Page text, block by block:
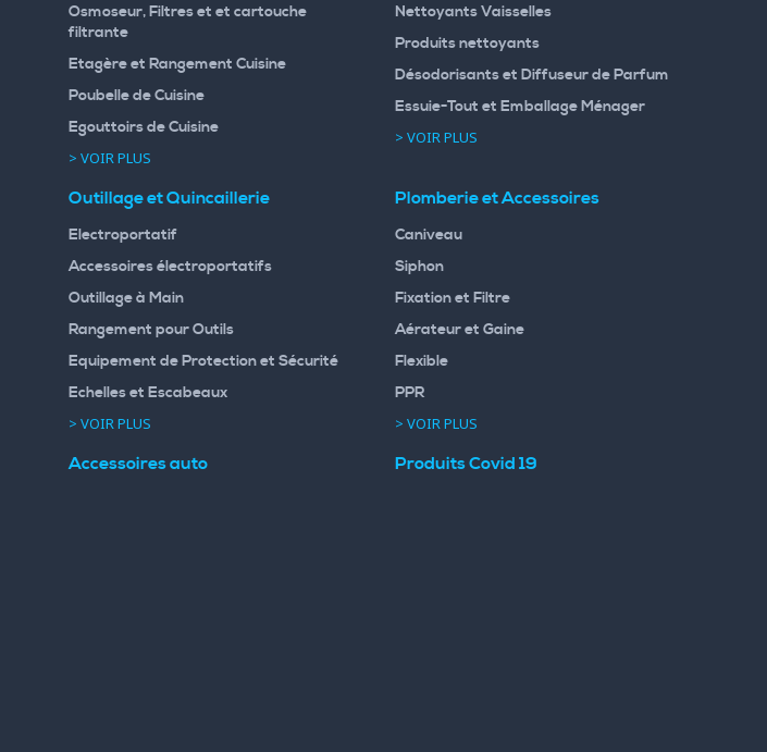
Osmoseur, Filtres et et cartouche
filtrante
Etagère et Rangement Cuisine
Poubelle de Cuisine
Egouttoirs de Cuisine
> VOIR PLUS
Nettoyants Vaisselles
Produits nettoyants
Désodorisants et Diffuseur de Parfum
Essuie-Tout et Emballage Ménager
> VOIR PLUS
Outillage et Quincaillerie
Electroportatif
Accessoires électroportatifs
Outillage à Main
Rangement pour Outils
Equipement de Protection et Sécurité
Echelles et Escabeaux
> VOIR PLUS
Plomberie et Accessoires
Caniveau
Siphon
Fixation et Filtre
Aérateur et Gaine
Flexible
PPR
> VOIR PLUS
Accessoires auto Produits Covid 19